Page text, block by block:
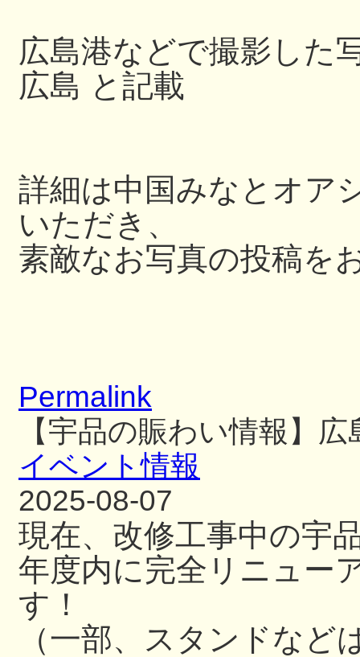
広島港などで撮影した
広島 と記載
詳細は中国みなとオア
いただき、
素敵なお写真の投稿を
Permalink
【宇品の賑わい情報】
イベント情報
2025-08-07
現在、改修工事中の宇
年度内に完全リニュー
す！
（一部、スタンドなど